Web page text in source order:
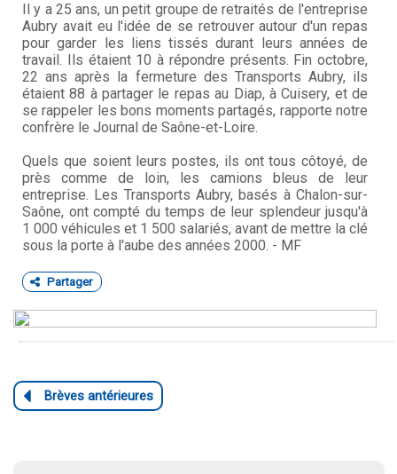
Il y a 25 ans, un petit groupe de retraités de l'entreprise
Aubry avait eu l'idée de se retrouver autour d'un repas
pour garder les liens tissés durant leurs années de
travail. Ils étaient 10 à répondre présents. Fin octobre,
22 ans après la fermeture des Transports Aubry, ils
étaient 88 à partager le repas au Diap, à Cuisery, et de
se rappeler les bons moments partagés, rapporte notre
confrère le Journal de Saône-et-Loire.
Quels que soient leurs postes, ils ont tous côtoyé, de
près comme de loin, les camions bleus de leur
entreprise. Les Transports Aubry, basés à Chalon-sur-
Saône, ont compté du temps de leur splendeur jusqu'à
1 000 véhicules et 1 500 salariés, avant de mettre la clé
sous la porte à l'aube des années 2000. - MF
Partager